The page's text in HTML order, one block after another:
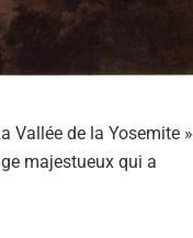
Vallée de la Yosemite »
majestueux qui a